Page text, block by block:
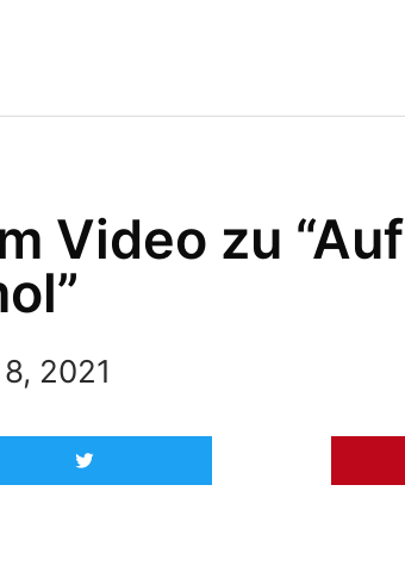
Video zu “Auf
2021